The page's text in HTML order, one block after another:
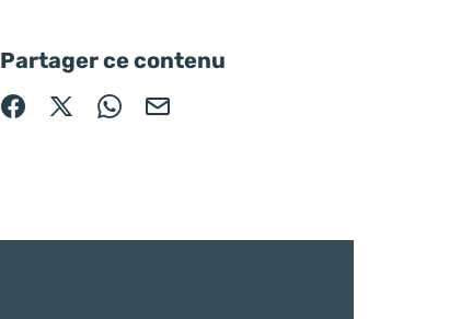
Partager ce contenu
Partager sur Facebook (nouvelle fenêtre)
Partager sur X / Twitter (nouvelle fenêtre)
Partager sur WhatsApp
Partager par mail